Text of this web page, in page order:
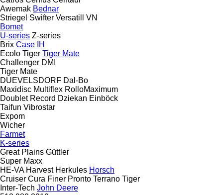
Awemak Bednar
Striegel Swifter Versatill VN
Bomet
U-series Z-series
Brix Case IH
Ecolo Tiger Tiger Mate
Challenger DMI
Tiger Mate
DUEVELSDORF Dal-Bo
Maxidisc Multiflex RolloMaximum
Doublet Record Dziekan Einböck
Taifun Vibrostar
Expom
Wicher
Farmet
K-series
Great Plains Güttler
Super Maxx
HE-VA Harvest Herkules Horsch
Cruiser Cura Finer Pronto Terrano Tiger
Inter-Tech John Deere